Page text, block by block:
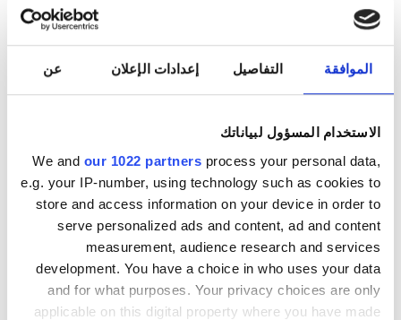
الموافقة التفاصيل إعدادات الإعلان عن
الاستخدام المسؤول لبياناتك
We and our 1022 partners process your personal data,
e.g. your IP-number, using technology such as cookies to
store and access information on your device in order to
serve personalized ads and content, ad and content
measurement, audience research and services
development. You have a choice in who uses your data
and for what purposes. Your privacy choices are only
applicable on this digital property where you have made
طاقم العمل